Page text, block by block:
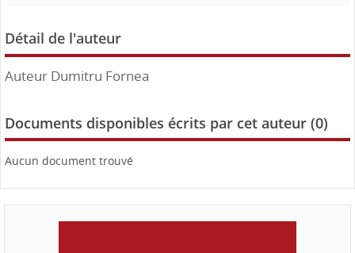
Détail de l'auteur
Auteur Dumitru Fornea
Documents disponibles écrits par cet auteur (0)
Aucun document trouvé